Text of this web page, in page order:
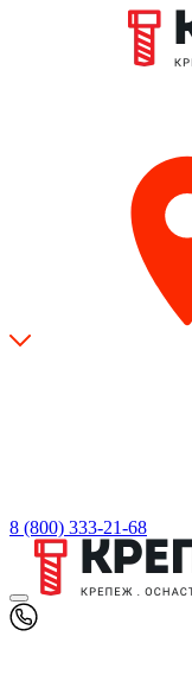
8 (800) 333-21-68